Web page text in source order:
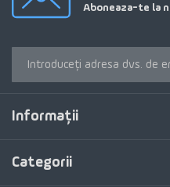
Aboneaza-te la
Informaţii
Categorii